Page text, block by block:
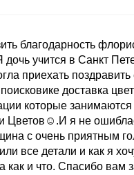
благодарность
учится в Санкт
приехать
доставка
которые
Цветов☺.И я не
с очень приятным
все детали и как я
как и что. Спасибо вам